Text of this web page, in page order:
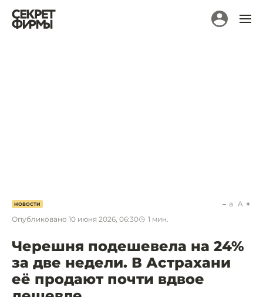
НОВОСТИ
Опубликовано 10 июня 2026, 06:30 1 мин.
a A
Черешня подешевела на 24%
за две недели. В Астрахани
её продают почти вдвое